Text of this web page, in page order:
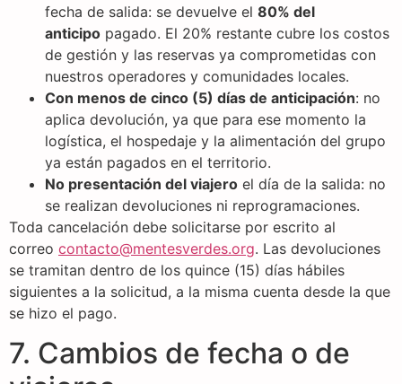
fecha de salida: se devuelve el 80% del
anticipo pagado. El 20% restante cubre los costos
de gestión y las reservas ya comprometidas con
nuestros operadores y comunidades locales.
Con menos de cinco (5) días de anticipación: no
aplica devolución, ya que para ese momento la
logística, el hospedaje y la alimentación del grupo
ya están pagados en el territorio.
No presentación del viajero el día de la salida: no
se realizan devoluciones ni reprogramaciones.
Toda cancelación debe solicitarse por escrito al
correo contacto@mentesverdes.org. Las devoluciones
se tramitan dentro de los quince (15) días hábiles
siguientes a la solicitud, a la misma cuenta desde la que
se hizo el pago.
7. Cambios de fecha o de